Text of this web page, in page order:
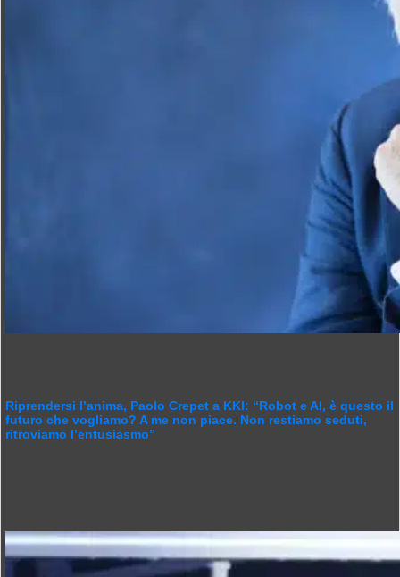
Riprendersi l’anima, Paolo Crepet a KKI: “Robot e AI, è questo il
futuro che vogliamo? A me non piace. Non restiamo seduti,
ritroviamo l’entusiasmo”